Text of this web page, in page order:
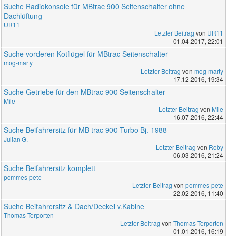
Suche Radiokonsole für MBtrac 900 Seitenschalter ohne
Dachlüftung
UR11
Letzter Beitrag von UR11
01.04.2017, 22:01
Suche vorderen Kotflügel für MBtrac Seitenschalter
mog-marty
Letzter Beitrag von mog-marty
17.12.2016, 19:34
Suche Getriebe für den MBtrac 900 Seitenschalter
Mile
Letzter Beitrag von Mile
16.07.2016, 22:44
Suche Beifahrersitz für MB trac 900 Turbo Bj. 1988
Julian G.
Letzter Beitrag von Roby
06.03.2016, 21:24
Suche Beifahrersitz komplett
pommes-pete
Letzter Beitrag von pommes-pete
22.02.2016, 11:40
Suche Beifahrersitz & Dach/Deckel v.Kabine
Thomas Terporten
Letzter Beitrag von Thomas Terporten
01.01.2016, 16:19